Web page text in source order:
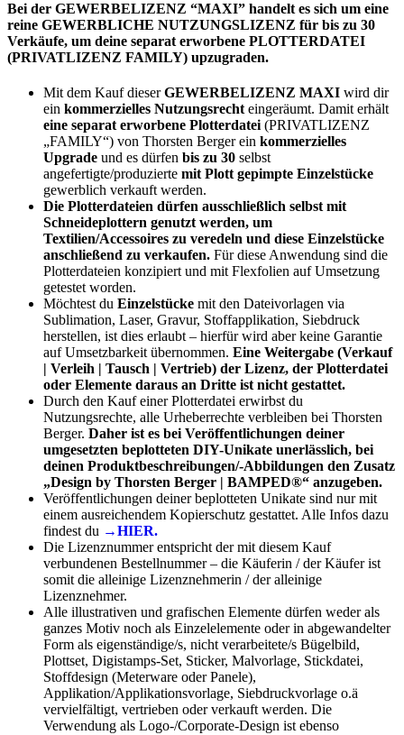
Bei der GEWERBELIZENZ “MAXI” handelt es sich um eine
reine GEWERBLICHE NUTZUNGSLIZENZ für bis zu 30
Verkäufe, um deine separat erworbene PLOTTERDATEI
(PRIVATLIZENZ FAMILY) upzugraden.
Mit dem Kauf dieserGEWERBELIZENZ MAXI wird dir
ein kommerzielles Nutzungsrecht eingeräumt. Damit erhält
eine separat erworbene Plotterdatei (PRIVATLIZENZ
„FAMILY“) von Thorsten Berger ein kommerzielles
Upgrade und es dürfen bis zu 30 selbst
angefertigte/produzierte mit Plott gepimpte Einzelstücke
gewerblich verkauft werden.
Die Plotterdateien dürfen ausschließlich selbst mit
Schneideplottern genutzt werden, um
Textilien/Accessoires zu veredeln und diese Einzelstücke
anschließend zu verkaufen. Für diese Anwendung sind die
Plotterdateien konzipiert und mit Flexfolien auf Umsetzung
getestet worden.
Möchtest du Einzelstücke mit den Dateivorlagen via
Sublimation, Laser, Gravur, Stoffapplikation, Siebdruck
herstellen, ist dies erlaubt – hierfür wird aber keine Garantie
auf Umsetzbarkeit übernommen. Eine Weitergabe (Verkauf
| Verleih | Tausch | Vertrieb) der Lizenz, der Plotterdatei
oder Elemente daraus an Dritte ist nicht gestattet.
Durch den Kauf einer Plotterdatei erwirbst du
Nutzungsrechte, alle Urheberrechte verbleiben bei Thorsten
Berger. Daher ist es bei Veröffentlichungen deiner
umgesetzten beplotteten DIY-Unikate unerlässlich, bei
deinen Produktbeschreibungen/-Abbildungen den Zusatz
„Design by Thorsten Berger | BAMPED®“ anzugeben.
Veröffentlichungen deiner beplotteten Unikate sind nur mit
einem ausreichendem Kopierschutz gestattet. Alle Infos dazu
findest du →HIER.
Die Lizenznummer entspricht der mit diesem Kauf
verbundenen Bestellnummer – die Käuferin / der Käufer ist
somit die alleinige Lizenznehmerin / der alleinige
Lizenznehmer.
Alle illustrativen und grafischen Elemente dürfen weder als
ganzes Motiv noch als Einzelelemente oder in abgewandelter
Form als eigenständige/s, nicht verarbeitete/s Bügelbild,
Plottset, Digistamps-Set, Sticker, Malvorlage, Stickdatei,
Stoffdesign (Meterware oder Panele),
Applikation/Applikationsvorlage, Siebdruckvorlage o.ä
vervielfältigt, vertrieben oder verkauft werden. Die
Verwendung als Logo-/Corporate-Design ist ebenso